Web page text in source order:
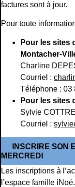
factures sont à jour.
Pour toute
Pour les sites
Montacher-
Charline
Courriel :
Téléphone : 03
Pour les sites
Sylvie
Courriel :
INSCRIRE SON
MERCREDI
Les inscriptions à
l’espace famille